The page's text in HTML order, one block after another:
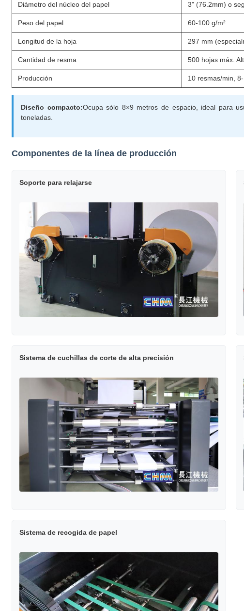
Diámetro del núcleo del papel 3" (76.2mm) o
Peso del papel 60-100 g/m²
Longitud de la hoja 297 mm
Cantidad de resma 500 hojas máx.
Producción 10 resmas/min,
Diseño compacto:Ocupa sólo 8×9 metros de espacio, ideal para
toneladas.
Componentes de la línea de producción
Soporte para relajarse
Sistema de cuchillas de corte de alta precisión
Sistema de recogida de papel